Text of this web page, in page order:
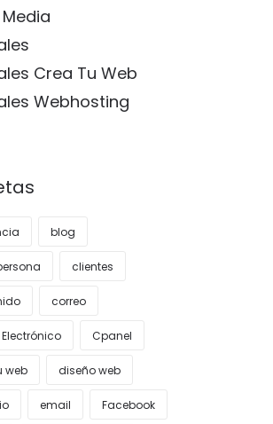
Crea Tu Web
Webhosting
blog
clientes
correo
Cpanel
web diseño web
email Facebook